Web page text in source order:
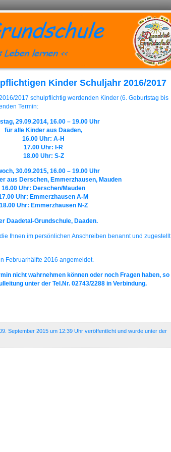
Kinder Schuljahr 2016/2017
2017 schulpflichtig werdenden Kinder (6. Geburtstag bis
Termin:
29.09.2014, 16.00 – 19.00 Uhr
für alle Kinder aus Daaden,
16.00 Uhr: A-H
17.00 Uhr: I-R
18.00 Uhr: S-Z
30.09.2015, 16.00 – 19.00 Uhr
aus Derschen, Emmerzhausen, Mauden
16.00 Uhr: Derschen/Mauden
Uhr: Emmerzhausen A-M
18.00 Uhr: Emmerzhausen N-Z
Daadetal-Grundschule, Daaden.
Ihnen im persönlichen Anschreiben benannt und zugestellt
Februarhälfte 2016 angemeldet.
nicht wahrnehmen können oder noch Fragen haben, so
unter der Tel.Nr. 02743/2288 in Verbindung.
September 2015 um 12:39 Uhr veröffentlicht und wurde unter der